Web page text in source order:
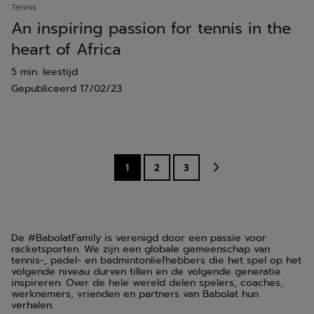
Tennis
An inspiring passion for tennis in the
heart of Africa
5 min. leestijd
Gepubliceerd 17/02/23
1 2 3
De #BabolatFamily is verenigd door een passie voor
racketsporten. We zijn een globale gemeenschap van
tennis-, padel- en badmintonliefhebbers die het spel op het
volgende niveau durven tillen en de volgende generatie
inspireren. Over de hele wereld delen spelers, coaches,
werknemers, vrienden en partners van Babolat hun
verhalen.